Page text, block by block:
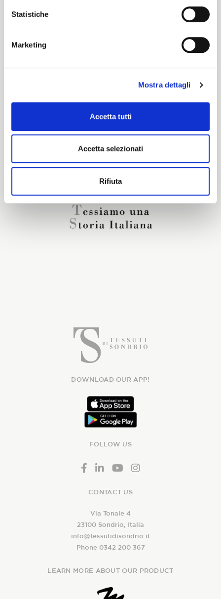
Statistiche
Marketing
Mostra dettagli
Accetta tutti
Accetta selezionati
Rifiuta
Are you interested in this fabric?
CONTACT OUR FINANCIAL ADVISOR
DOWNLOAD OUR APP!
FOLLOW US
CONTACT US
Via Tonale 4
23100 Sondrio, Italia
info@tessutidisondrio.it
Phone 0342 200 367
LEARN MORE ABOUT OUR PRODUCT